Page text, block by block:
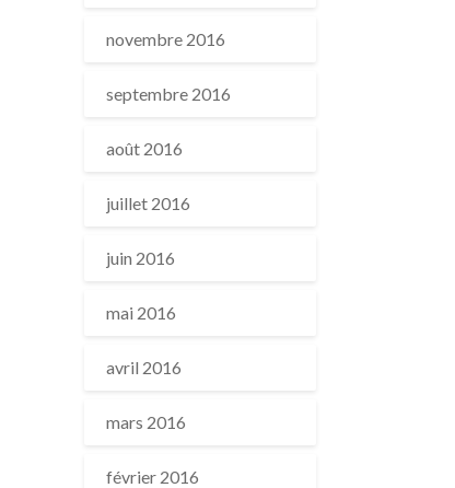
novembre 2016
septembre 2016
août 2016
juillet 2016
juin 2016
mai 2016
avril 2016
mars 2016
février 2016